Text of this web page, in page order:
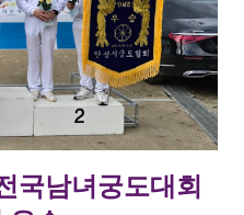
국남녀궁도대회